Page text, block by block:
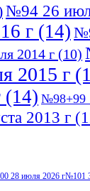
№94 26
г (14)
2014 г (10)
2015 г
(14) №98+99
2013 г
28 июля 2026 г№101